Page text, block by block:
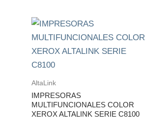
AltaLink
IMPRESORAS
MULTIFUNCIONALES COLOR
XEROX ALTALINK SERIE C8100